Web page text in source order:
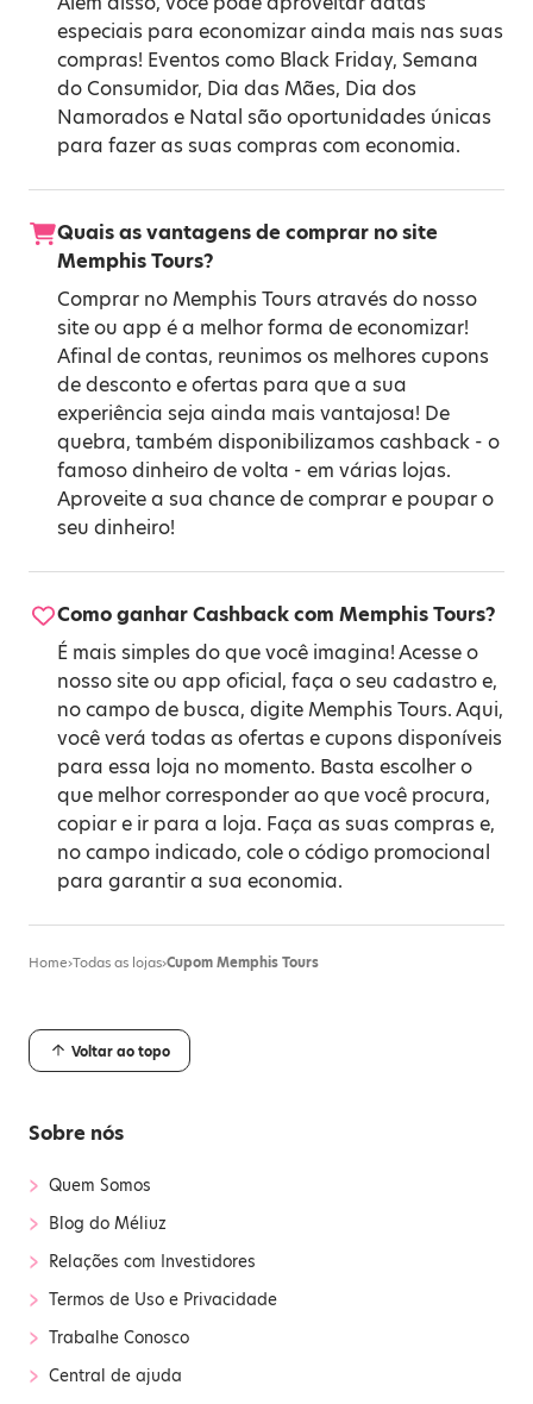
especiais para economizar ainda mais nas suas
compras! Eventos como Black Friday, Semana
do Consumidor, Dia das Mães, Dia dos
Namorados e Natal são oportunidades únicas
para fazer as suas compras com economia.
Quais as vantagens de comprar no site
Memphis Tours?
Comprar no Memphis Tours através do nosso
site ou app é a melhor forma de economizar!
Afinal de contas, reunimos os melhores cupons
de desconto e ofertas para que a sua
experiência seja ainda mais vantajosa! De
quebra, também disponibilizamos cashback - o
famoso dinheiro de volta - em várias lojas.
Aproveite a sua chance de comprar e poupar o
seu dinheiro!
Como ganhar Cashback com Memphis Tours?
É mais simples do que você imagina! Acesse o
nosso site ou app oficial, faça o seu cadastro e,
no campo de busca, digite Memphis Tours. Aqui,
você verá todas as ofertas e cupons disponíveis
para essa loja no momento. Basta escolher o
que melhor corresponder ao que você procura,
copiar e ir para a loja. Faça as suas compras e,
no campo indicado, cole o código promocional
para garantir a sua economia.
Home›Todas as lojas›Cupom Memphis Tours
Voltar ao topo
Sobre nós
› Quem Somos
› Blog do Méliuz
› Relações com Investidores
› Termos de Uso e Privacidade
› Trabalhe Conosco
› Central de ajuda